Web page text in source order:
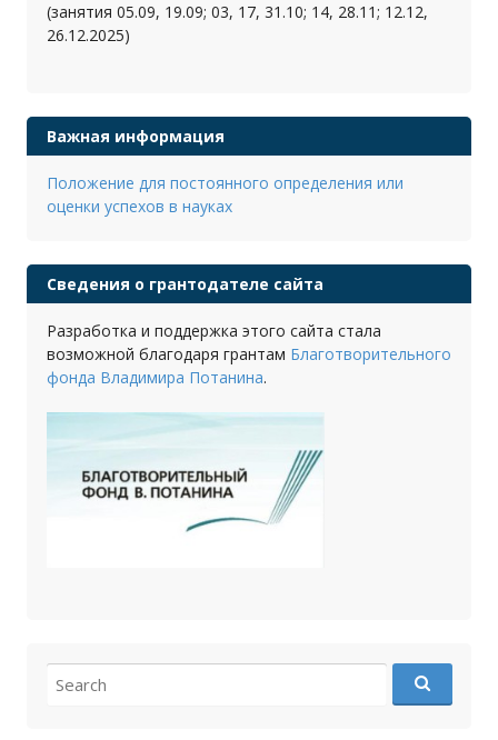
(занятия 05.09, 19.09; 03, 17, 31.10; 14, 28.11; 12.12,
26.12.2025)
Важная информация
Положение для постоянного определения или
оценки успехов в науках
Сведения о грантодателе сайта
Разработка и поддержка этого сайта стала
возможной благодаря грантам Благотворительного
фонда Владимира Потанина.
for: